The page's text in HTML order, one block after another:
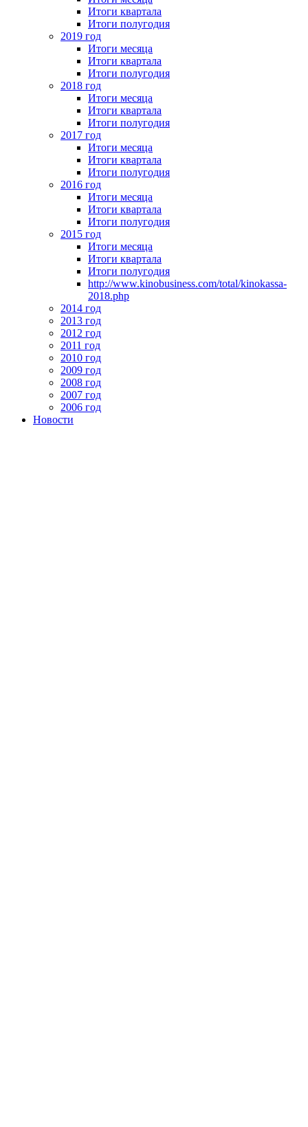
Итоги квартала
Итоги полугодия
2019 год
Итоги месяца
Итоги квартала
Итоги полугодия
2018 год
Итоги месяца
Итоги квартала
Итоги полугодия
2017 год
Итоги месяца
Итоги квартала
Итоги полугодия
2016 год
Итоги месяца
Итоги квартала
Итоги полугодия
2015 год
Итоги месяца
Итоги квартала
Итоги полугодия
http://www.kinobusiness.com/total/kinokassa-
2018.php
2014 год
2013 год
2012 год
2011 год
2010 год
2009 год
2008 год
2007 год
2006 год
Новости